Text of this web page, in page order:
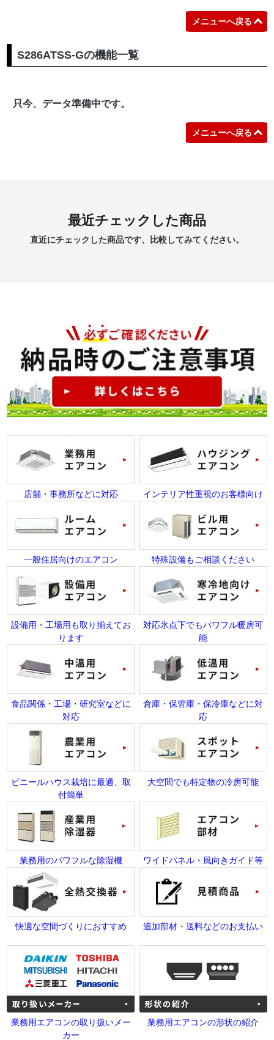
メニューへ戻る
S286ATSS-Gの機能一覧
只今、データ準備中です。
メニューへ戻る
最近チェックした商品
直近にチェックした商品です、比較してみてください。
店舗・事務所などに対応 インテリア性重視のお客様向け
一般住居向けのエアコン 特殊設備もご相談ください
設備用・工場用も取り揃えてお
ります
対応氷点下でもパワフル暖房可
能
食品関係・工場・研究室などに
対応
倉庫・保管庫・保冷庫などに対
応
ビニールハウス栽培に最適、取
付簡単
大空間でも特定物の冷房可能
業務用のパワフルな除湿機 ワイドパネル・風向きガイド等
快適な空間づくりにおすすめ 追加部材・送料などのお支払い
業務用エアコンの取り扱いメー
カー
業務用エアコンの形状の紹介